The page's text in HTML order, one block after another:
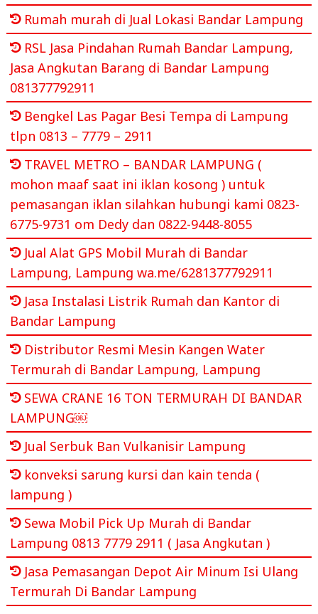
Rumah murah di Jual Lokasi Bandar Lampung
RSL Jasa Pindahan Rumah Bandar Lampung,
Jasa Angkutan Barang di Bandar Lampung
081377792911
Bengkel Las Pagar Besi Tempa di Lampung
tlpn 0813 – 7779 – 2911
TRAVEL METRO – BANDAR LAMPUNG (
mohon maaf saat ini iklan kosong ) untuk
pemasangan iklan silahkan hubungi kami 0823-
6775-9731 om Dedy dan 0822-9448-8055
Jual Alat GPS Mobil Murah di Bandar
Lampung, Lampung wa.me/6281377792911
Jasa Instalasi Listrik Rumah dan Kantor di
Bandar Lampung
Distributor Resmi Mesin Kangen Water
Termurah di Bandar Lampung, Lampung
SEWA CRANE 16 TON TERMURAH DI BANDAR
LAMPUNG￼
Jual Serbuk Ban Vulkanisir Lampung
konveksi sarung kursi dan kain tenda (
lampung )
Sewa Mobil Pick Up Murah di Bandar
Lampung 0813 7779 2911 ( Jasa Angkutan )
Jasa Pemasangan Depot Air Minum Isi Ulang
Termurah Di Bandar Lampung